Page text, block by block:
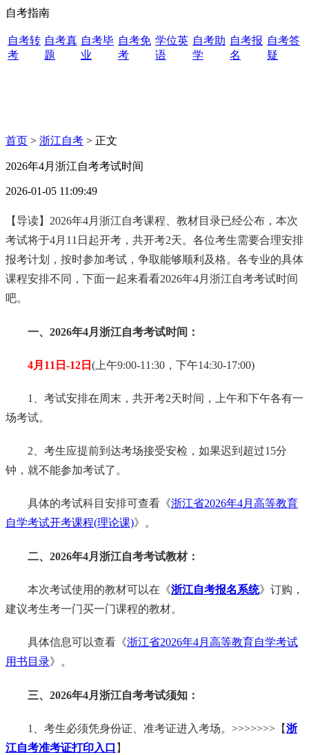
自考指南
自考转
考
自考真
题
自考毕
业
自考免
考
学位英
语
自考助
学
自考报
名
自考答
疑
首页 > 浙江自考 > 正文
2026年4月浙江自考考试时间
2026-01-05 11:09:49
【导读】2026年4月浙江自考课程、教材目录已经公布，本次
考试将于4月11日起开考，共开考2天。各位考生需要合理安排
报考计划，按时参加考试，争取能够顺利及格。各专业的具体
课程安排不同，下面一起来看看2026年4月浙江自考考试时间
吧。
一、2026年4月浙江自考考试时间：
4月 11日-12日 (上午9:00-11:30，下午14:30-17:00)
1、考试安排在周末，共开考2天时间，上午和下午各有一
场考试。
2、考生应提前到达考场接受安检，如果迟到超过15分
钟，就不能参加考试了。
具体的考试科目安排可查看《浙江省2026年4月高等教育
自学考试开考课程(理论课)》。
二、2026年4月浙江自考考试教材：
本次考试使用的教材可以在《浙江自考报名系统》订购，
建议考生考一门买一门课程的教材。
具体信息可以查看《浙江省2026年4月高等教育自学考试
用书目录》。
三、2026年4月浙江自考考试须知：
1、考生必须凭身份证、准考证进入考场。>>>>>>>【浙
江自考准考证打印入口 】